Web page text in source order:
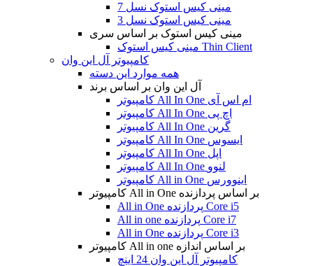
مینی کیس استوک نسل 7
مینی کیس استوک نسل 3
مینی کیس استوک بر اساس سری
مینی کیس استوک Thin Client
کامپیوتر آل این وان
همه موارد این دسته
آل این وان بر اساس برند
کامپیوتر All In One ام اس آی
کامپیوتر All In One اچ پی
کامپیوتر All In One گرین
کامپیوتر All In One ایسوس
کامپیوتر All In One اپل
کامپیوتر All In One لنوو
کامپیوتر All in One اینوورس
کامپیوتر All in One بر اساس پردازنده
All in One پردازنده Core i5
All in one پردازنده Core i7
All in One پردازنده Core i3
کامپیوتر All in one بر اساس اندازه
کامپیوتر آل این وان 24 اینچ